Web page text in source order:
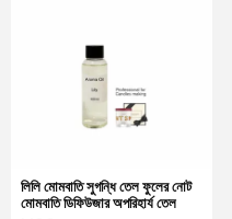
লিলি মোমবাতি সুগন্ধি তেল ফুলের নোট
মোমবাতি ডিফিউজার অপরিহার্য তেল